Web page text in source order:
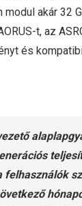
akár 32
t, az
és